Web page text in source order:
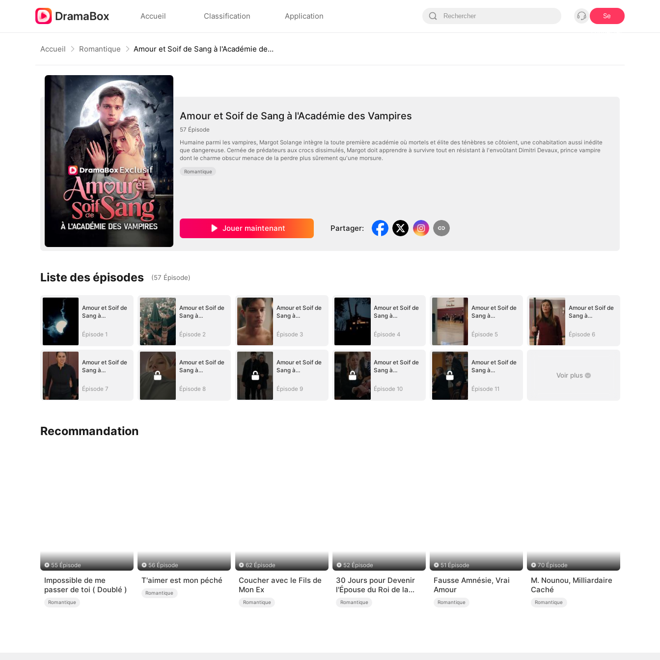
Accueil Classification Application Se
Accueil Romantique Amour et Soif de Sang à l'Académie des Vampires
Amour et Soif de Sang à l'Académie des Vampires
57 Épisode
Humaine parmi les vampires, Margot Solange intègre la toute première académie où mortels et élite des ténèbres se côtoient, une cohabitation aussi inédite
que dangereuse. Cernée de prédateurs aux crocs dissimulés, Margot doit apprendre à survivre tout en résistant à l'envoûtant Dimitri Devaux, prince vampire
dont le charme obscur menace de la perdre plus sûrement qu'une morsure.
Romantique
Jouer maintenant Partager:
Liste des épisodes (57 Épisode)
Amour et Soif de
Sang à
Vampires
Épisode 1
Amour et Soif de
Sang à
Vampires
Épisode 2
Amour et Soif de
Sang à
Vampires
Épisode 3
Amour et Soif de
Sang à
Vampires
Épisode 4
Amour et Soif de
Sang à
Vampires
Épisode 5
Amour et Soif de
Sang à
Vampires
Épisode 6
Amour et Soif de
Sang à
Vampires
Épisode 7
Amour et Soif de
Sang à
Vampires
Épisode 8
Amour et Soif de
Sang à
Vampires
Épisode 9
Amour et Soif de
Sang à
Vampires
Épisode 10
Amour et Soif de
Sang à
Vampires
Épisode 11
Voir plus
Recommandation
55 Épisode
Impossible de me
passer de toi ( Doublé )
Romantique
56 Épisode
T'aimer est mon péché
Romantique
62 Épisode
Coucher avec le Fils de
Mon Ex
Romantique
52 Épisode
30 Jours pour Devenir
l'Épouse du Roi de la
Mafia
Romantique
51 Épisode
Fausse Amnésie, Vrai
Amour
Romantique
70 Épisode
M. Nounou, Milliardaire
Caché
Romantique